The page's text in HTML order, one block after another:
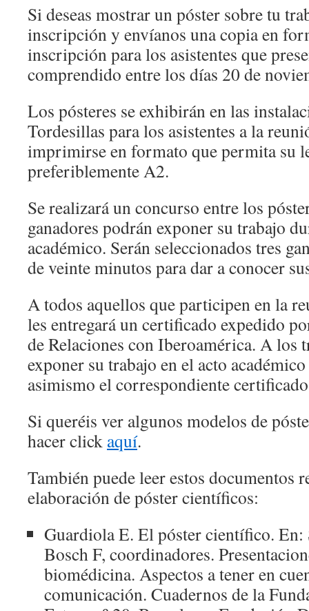
Si deseas mostrar un póster sobre tu
inscripción y envíanos una copia en
inscripción para los asistentes que
comprendido entre los días 20 de
Los pósteres se exhibirán en las
Tordesillas para los asistentes a la
imprimirse en formato que permita su
preferiblemente A2.
Se realizará un concurso entre los
ganadores podrán exponer su trabajo
académico. Serán seleccionados tres
de veinte minutos para dar a conocer
A todos aquellos que participen en la
les entregará un certificado expedido
de Relaciones con Iberoamérica. A los
exponer su trabajo en el acto
asimismo el correspondiente
Si queréis ver algunos modelos de
hacer click aquí.
También puede leer estos documentos
elaboración de póster científicos:
Guardiola E. El póster científico. En:
Bosch F, coordinadores.
biomédicina. Aspectos a tener en
comunicación. Cuadernos de la